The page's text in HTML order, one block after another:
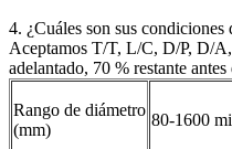
4. ¿Cuáles son sus condiciones
Aceptamos T/T, L/C, D/P, D/
adelantado, 70 % restante
Rango de diámetro
(mm)
80-1600